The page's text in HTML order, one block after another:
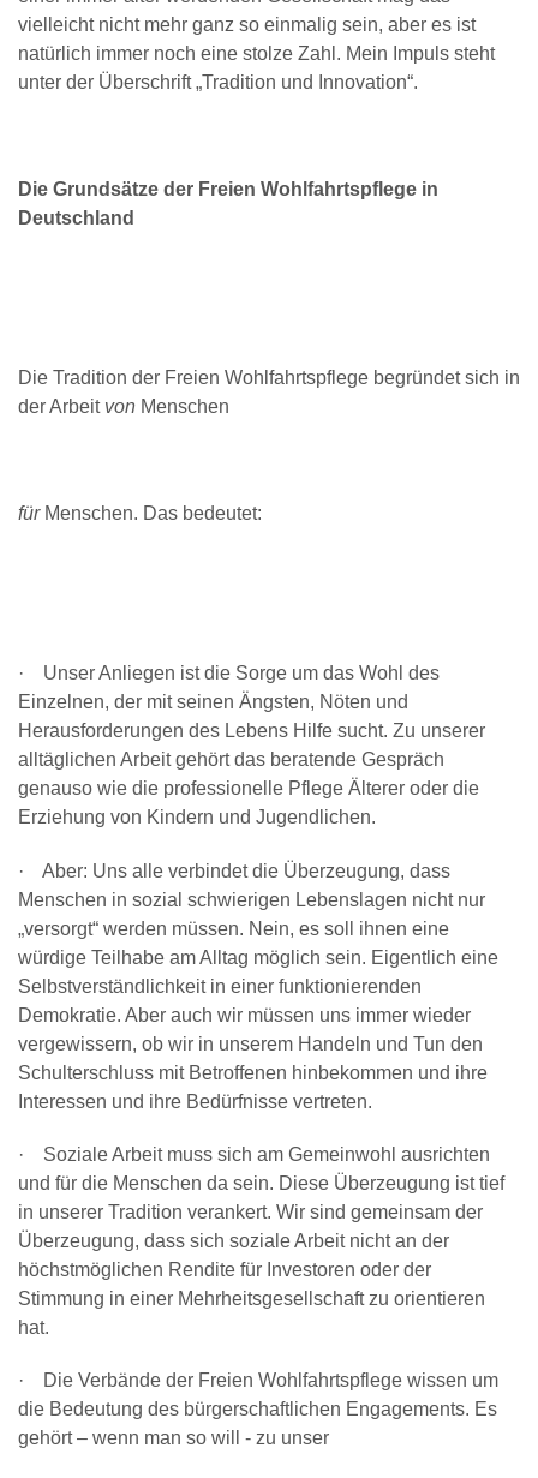
vielleicht nicht mehr ganz so einmalig sein, aber es ist
natürlich immer noch eine stolze Zahl. Mein Impuls steht
unter der Überschrift „Tradition und Innovation“.
Die Grundsätze der Freien Wohlfahrtspflege in
Deutschland
Die Tradition der Freien Wohlfahrtspflege begründet sich in
der Arbeit von Menschen
für Menschen. Das bedeutet:
· Unser Anliegen ist die Sorge um das Wohl des
Einzelnen, der mit seinen Ängsten, Nöten und
Herausforderungen des Lebens Hilfe sucht. Zu unserer
alltäglichen Arbeit gehört das beratende Gespräch
genauso wie die professionelle Pflege Älterer oder die
Erziehung von Kindern und Jugendlichen.
· Aber: Uns alle verbindet die Überzeugung, dass
Menschen in sozial schwierigen Lebenslagen nicht nur
„versorgt“ werden müssen. Nein, es soll ihnen eine
würdige Teilhabe am Alltag möglich sein. Eigentlich eine
Selbstverständlichkeit in einer funktionierenden
Demokratie. Aber auch wir müssen uns immer wieder
vergewissern, ob wir in unserem Handeln und Tun den
Schulterschluss mit Betroffenen hinbekommen und ihre
Interessen und ihre Bedürfnisse vertreten.
· Soziale Arbeit muss sich am Gemeinwohl ausrichten
und für die Menschen da sein. Diese Überzeugung ist tief
in unserer Tradition verankert. Wir sind gemeinsam der
Überzeugung, dass sich soziale Arbeit nicht an der
höchstmöglichen Rendite für Investoren oder der
Stimmung in einer Mehrheitsgesellschaft zu orientieren
hat.
· Die Verbände der Freien Wohlfahrtspflege wissen um
die Bedeutung des bürgerschaftlichen Engagements. Es
gehört – wenn man so will - zu unser